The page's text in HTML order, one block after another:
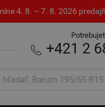
4. 8. – 7. 8. 2026
+421 2